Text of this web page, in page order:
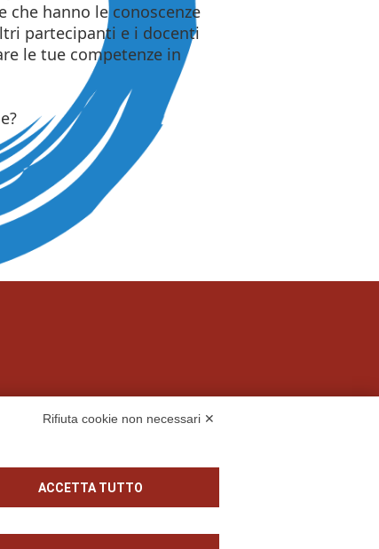
Rifiuta cookie non necessari ✕
ACCETTA TUTTO